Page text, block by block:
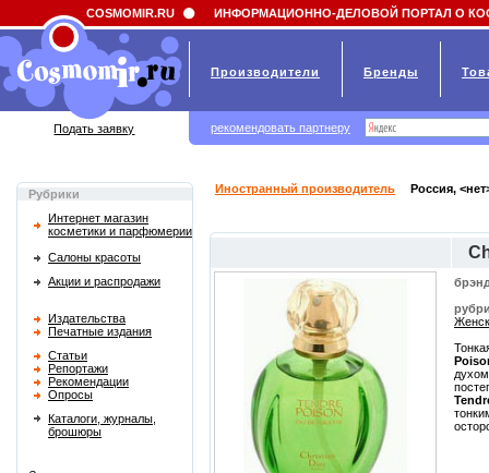
Field 'news_title' doesn't have a default value
Рубрики
Интернет магазин
косметики и парфюмерии
Салоны красоты
Акции и распродажи
Издательства
Печатные издания
Статьи
Репортажи
Рекомендации
Опросы
Каталоги, журналы,
брошюры
Иностранный производитель Россия,
COSMOMIR.RU ИНФОРМАЦИОННО-ДЕЛОВОЙ ПОРТАЛ О
Производители Бренды
Подать заявку рекомендовать партнеру